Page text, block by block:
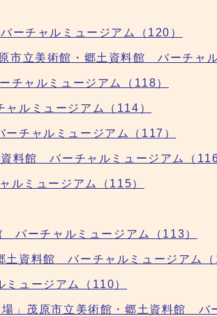
ーチャルミュージアム（120）
市立美術館・郷土資料館 バーチャ
チャルミュージアム（118）
ルミュージアム（114）
チャルミュージアム（117）
料館 バーチャルミュージアム（116
ルミュージアム（115）
バーチャルミュージアム（113）
土資料館 バーチャルミュージアム（
ュージアム（110）
」茂原市立美術館・郷土資料館 バ